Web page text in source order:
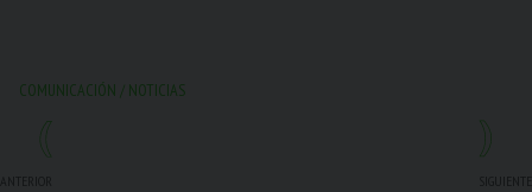
COMUNICACIÓN / NOTICIAS